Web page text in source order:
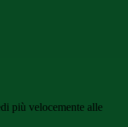
più velocemente alle